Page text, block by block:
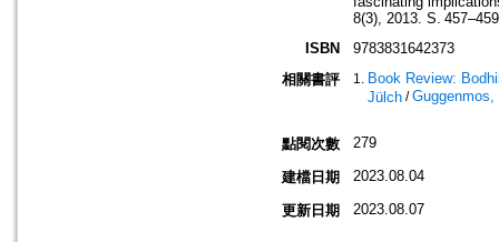
8(3), 2013. S.
ISBN
9783831642373
相關書評
Book Review:
Jülch /
點閱次數 279
建檔日期 2023.08.04
更新日期 2023.08.07